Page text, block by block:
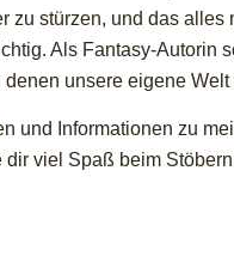
zu stürzen, und das alles
Als Fantasy-Autorin
unsere eigene
und Informationen zu
viel Spaß beim